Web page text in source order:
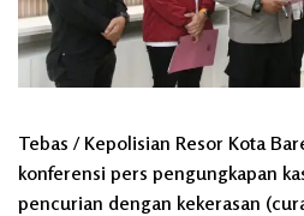
Tebas / Kepolisian Resor Kota
konferensi pers pengungkapan
pencurian dengan kekerasan